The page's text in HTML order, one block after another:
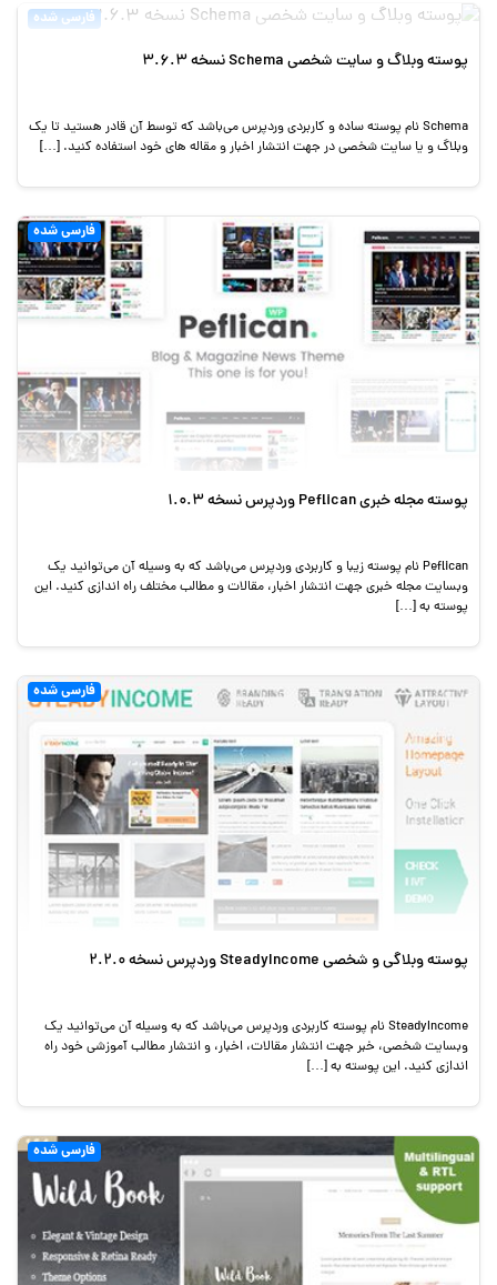
فارسی شده
پوسته وبلاگ و سایت شخصی Schema نسخه 3.6.3
Schema نام پوسته ساده و کاربردی وردپرس می‌باشد که توسط آن قادر هستید تا یک
وبلاگ و یا سایت شخصی در جهت انتشار اخبار و مقاله های خود استفاده کنید. […]
فارسی شده
پوسته مجله خبری Peflican وردپرس نسخه 1.0.3
Peflican نام پوسته زیبا و کاربردی وردپرس می‌باشد که به وسیله آن می‌توانید یک
وبسایت مجله خبری جهت انتشار اخبار، مقالات و مطالب مختلف راه اندازی کنید. این
پوسته به […]
فارسی شده
پوسته وبلاگی و شخصی SteadyIncome وردپرس نسخه 2.2.0
SteadyIncome نام پوسته کاربردی وردپرس می‌باشد که به وسیله آن می‌توانید یک
وبسایت شخصی، خبر جهت انتشار مقالات، اخبار، و انتشار مطالب آموزشی خود راه
اندازی کنید. این پوسته به […]
فارسی شده